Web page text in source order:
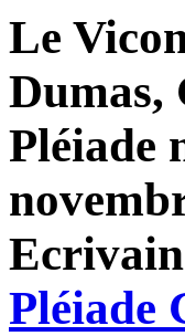
Le
Dumas,
Pléiade
Pléiade